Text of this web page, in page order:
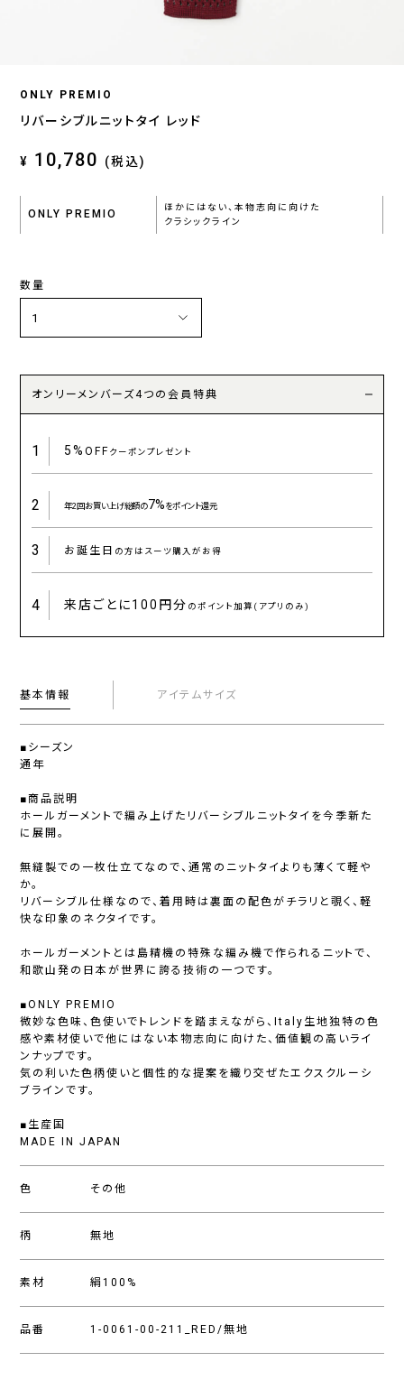
ONLY PREMIO
リバーシブルニットタイ レッド
¥ 10,780 (税込)
ONLY PREMIO
ほかにはない、本物志向に向けた
クラシックライン
数量
オンリーメンバーズ4つの会員特典
1 5%OFFクーポンプレゼント
2 年2回お買い上げ総額の7%をポイント還元
3 お誕生日 の方はスーツ購入がお得
4 来店ごとに100円分 のポイント加算(アプリのみ)
基本情報 アイテムサイズ
■シーズン
通年
■商品説明
ホールガーメントで編み上げたリバーシブルニットタイを今季新た
に展開。
無縫製での一枚仕立てなので、通常のニットタイよりも薄くて軽や
か。
リバーシブル仕様なので、着用時は裏面の配色がチラリと覗く、軽
快な印象のネクタイです。
ホールガーメントとは島精機の特殊な編み機で作られるニットで、
和歌山発の日本が世界に誇る技術の一つです。
■ONLY PREMIO
微妙な色味、色使いでトレンドを踏まえながら、Italy生地独特の色
感や素材使いで他にはない本物志向に向けた、価値観の高いライ
ンナップです。
気の利いた色柄使いと個性的な提案を織り交ぜたエクスクルーシ
ブラインです。
■生産国
MADE IN JAPAN
色 その他
柄 無地
素材 絹100%
品番 1-0061-00-211_RED/無地